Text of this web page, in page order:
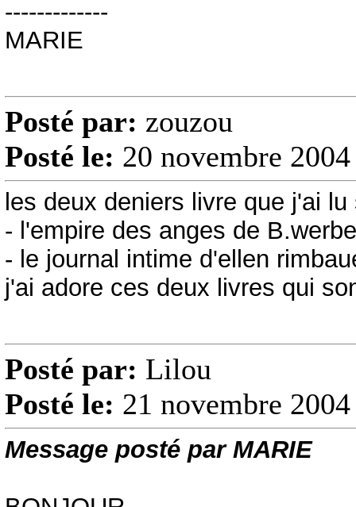
-------------
MARIE
Posté par: zouzou
Posté le: 20 novembre
les deux deniers livre que j'ai lu
- l'empire des anges de
- le journal intime d'ellen
j'ai adore ces deux livres qui
Posté par: Lilou
Posté le: 21 novembre
Message posté par MARIE